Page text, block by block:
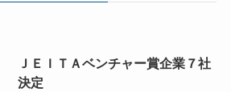
ＪＥＩＴＡベンチャー賞企業７社
決定